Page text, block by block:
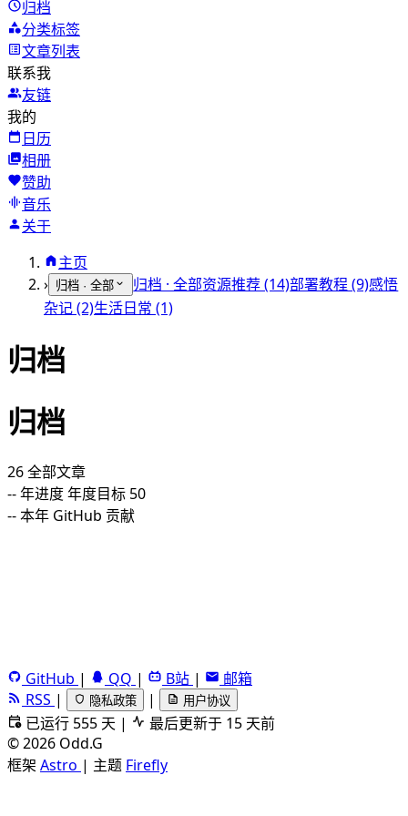
归档
分类标签
文章列表
联系我
友链
我的
日历
相册
赞助
音乐
关于
主页
› 归档 · 全部 归档 · 全部资源推荐 (14)部署教程 (9)感悟
杂记 (2)生活日常 (1)
归档
归档
26全部文章
--年进度年度目标 50
--本年 GitHub 贡献
GitHub | QQ | B站 |
邮箱
RSS | 隐私政策 | 用户协议
已运行 555 天 |
最后更新于 15 天前
©2026 Odd.G
框架 Astro | 主题 Firefly